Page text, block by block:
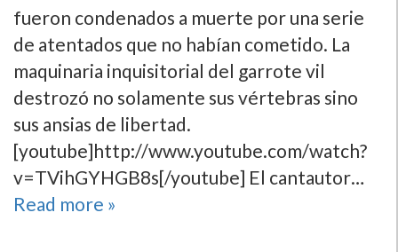
fueron condenados a muerte por una serie
de atentados que no habí­an cometido. La
maquinaria inquisitorial del garrote vil
destrozó no solamente sus vértebras sino
sus ansias de libertad.
[youtube]http://www.youtube.com/watch?
v=TVihGYHGB8s[/youtube] El cantautor…
Read more »